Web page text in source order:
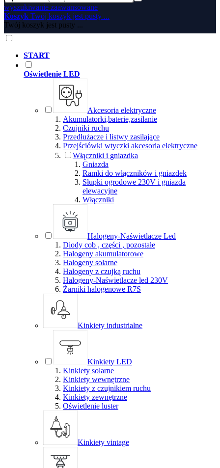
wyszukiwanie zaawansowane
Koszyk Twój koszyk jest pusty ...
Twój koszyk jest pusty ...
START
Oświetlenie LED
Akcesoria elektryczne
Akumulatorki,baterie,zasilanie
Czujniki ruchu
Przedłużacze i listwy zasilające
Przejściówki wtyczki akcesoria elektryczne
Włączniki i gniazdka
Gniazda
Ramki do włączników i gniazdek
Słupki ogrodowe 230V i gniazda
elewacyjne
Włączniki
Halogeny-Naświetlacze Led
Diody cob , części , pozostałe
Halogeny akumulatorowe
Halogeny solarne
Halogeny z czujką ruchu
Halogeny-Naświetlacze led 230V
Żarniki halogenowe R7S
Kinkiety industrialne
Kinkiety LED
Kinkiety solarne
Kinkiety wewnętrzne
Kinkiety z czujnikiem ruchu
Kinkiety zewnętrzne
Oświetlenie luster
Kinkiety vintage